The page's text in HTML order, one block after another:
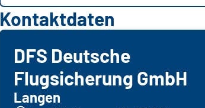
Kontaktdaten
DFS Deutsche
Flugsicherung GmbH
Langen